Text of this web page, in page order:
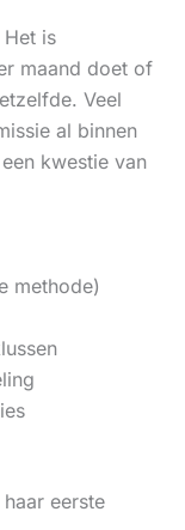
is
maand doet of
Veel
al binnen
kwestie van
methode)
eerste